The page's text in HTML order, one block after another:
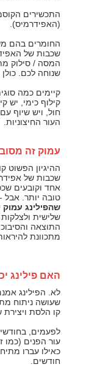
התכשירים
(האפידרמיס).
החומרים בהם
שכבות של
המסה / סילוק
שנוחה לכם.
קיימים כמה
קילוף כימי, יש
חול, ויש שיוף
העור החיצוניות.
עמוק זה
ההיגיון הפשוט
שכבות של
אחד וקובעים
טובה יותר. אבל
שהפילינג עמוק
שלישית ולצלקות
התוצאה
מתכוונת
האם פילינג
לא. הפילינג
שעושה ניתוח
קו הלסת ויצירת
לפעמים,
עור הפנים (כמו
חודשים.